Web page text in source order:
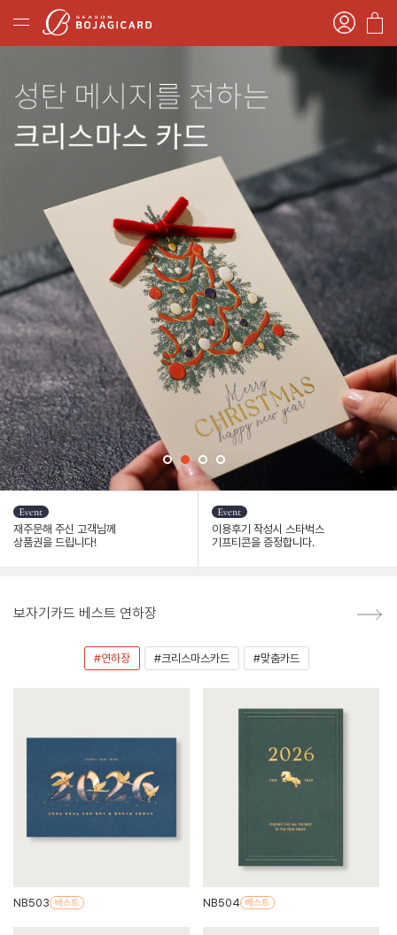
재주문해 주신 고객님께
상품권을 드립니다!
이용후기 작성시 스타벅스
기프티콘을 증정합니다.
보자기카드 베스트 연하장
#연하장 #크리스마스카드 #맞춤카드
NB503 NB504